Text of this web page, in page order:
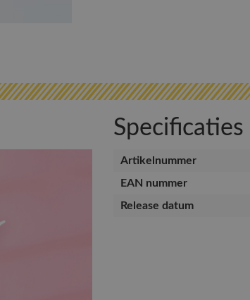
Specificaties
Artikelnummer
EAN nummer
Release datum